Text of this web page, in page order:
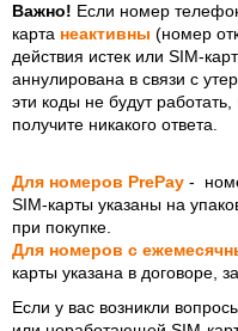
Важно! Если номер
карта неактивны (номер
действия истек или SIM-
аннулирована в связи с
эти коды не будут
получите никакого ответа.
Для номеров PrePay -
SIM-карты указаны на
при покупке.
Для номеров с
карты указана в договоре,
Если у вас возникли